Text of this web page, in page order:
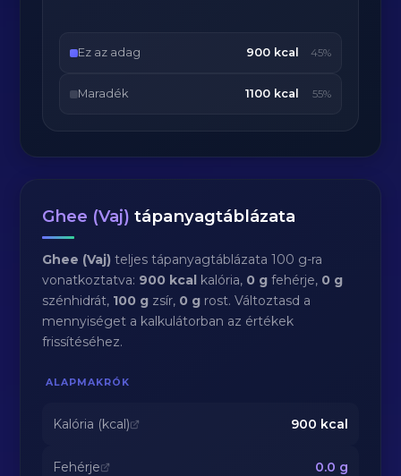
Ez az adag 900 kcal 45%
Maradék 1100 kcal 55%
Ghee (Vaj) tápanyagtáblázata
Ghee (Vaj) teljes tápanyagtáblázata 100 g-ra
vonatkoztatva: 900 kcal kalória, 0 g fehérje, 0 g
szénhidrát, 100 g zsír, 0 g rost. Változtasd a
mennyiséget a kalkulátorban az értékek
frissítéséhez.
ALAPMAKRÓK
Kalória (kcal) 900 kcal
Fehérje 0.0 g